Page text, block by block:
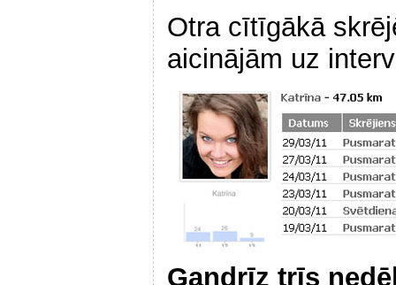
Otra cītīgākā
aicinājām uz
Gandrīz trīs